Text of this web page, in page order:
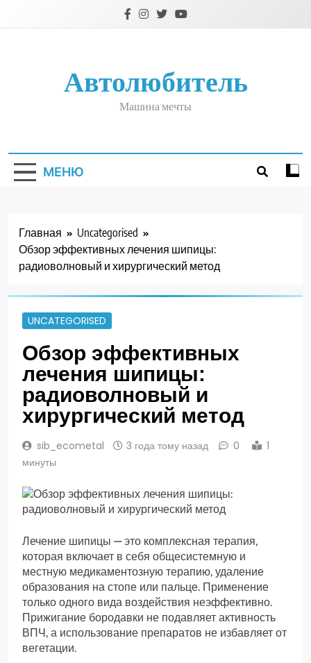
Автолюбитель
Машина мечты
МЕНЮ
Главная
Uncategorised
Обзор эффективных лечения шипицы:
радиоволновый и хирургический метод
UNCATEGORISED
Обзор эффективных
лечения шипицы:
радиоволновый и
хирургический метод
sib_ecometal 3 года тому назад 0
1
минуты
Лечение шипицы — это комплексная терапия,
которая включает в себя общесистемную и
местную медикаментозную терапию, удаление
образования на стопе или пальце. Применение
только одного вида воздействия неэффективно.
Прижигание бородавки не подавляет активность
ВПЧ, а использование препаратов не избавляет от
вегетации.